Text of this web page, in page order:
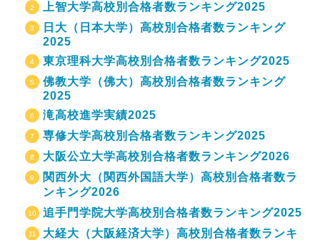
上智大学高校別合格者数ランキング2025
日大（日本大学）高校別合格者数ランキング
2025
東京理科大学高校別合格者数ランキング2025
佛教大学（佛大）高校別合格者数ランキング
2025
滝高校進学実績2025
専修大学高校別合格者数ランキング2025
大阪公立大学高校別合格者数ランキング2026
関西外大（関西外国語大学）高校別合格者数ラ
ンキング2026
追手門学院大学高校別合格者数ランキング2025
大経大（大阪経済大学）高校別合格者数ランキ